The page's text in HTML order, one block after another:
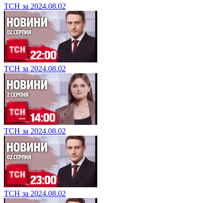
ТСН за 2024.08.02
ТСН за 2024.08.02
ТСН за 2024.08.02
ТСН за 2024.08.02